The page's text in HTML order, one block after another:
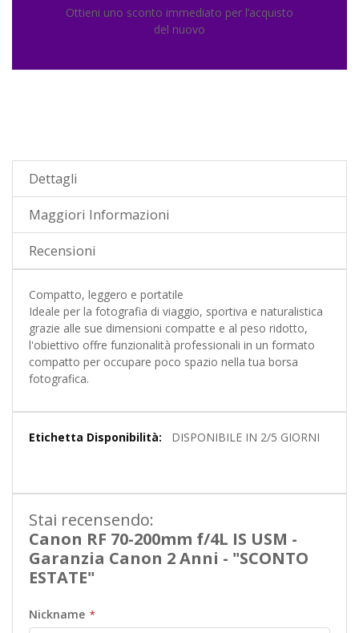
Ottieni uno sconto immediato per l’acquisto
del nuovo
Dettagli
Maggiori Informazioni
Recensioni
Compatto, leggero e portatile
Ideale per la fotografia di viaggio, sportiva e naturalistica
grazie alle sue dimensioni compatte e al peso ridotto,
l'obiettivo offre funzionalità professionali in un formato
compatto per occupare poco spazio nella tua borsa
fotografica.
Maggiori
DISPONIBILE IN 2/5 GIORNI
Stai recensendo:
Canon RF 70-200mm f/4L IS USM -
Garanzia Canon 2 Anni - "SCONTO
ESTATE"
Nickname